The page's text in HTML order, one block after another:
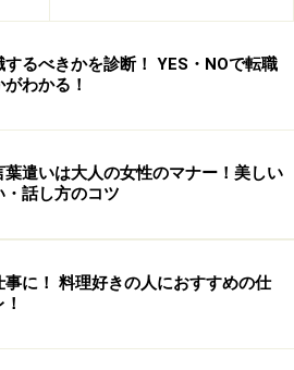
、何時から何時までです
希望しておりますが、多少の調
軟性をもたせた答えが好印象で
が希望です。それ以外は無理で
がきかなさそう」という印象を
するべきかを診断！ YES・NOで転職
わかる！
葉遣いは大人の女性のマナー！美しい
・話し方のコツ
事に！ 料理好きの人におすすめの仕